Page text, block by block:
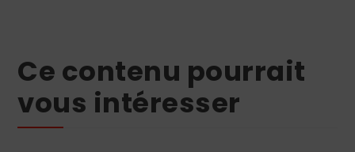
Ce contenu pourrait
vous intéresser